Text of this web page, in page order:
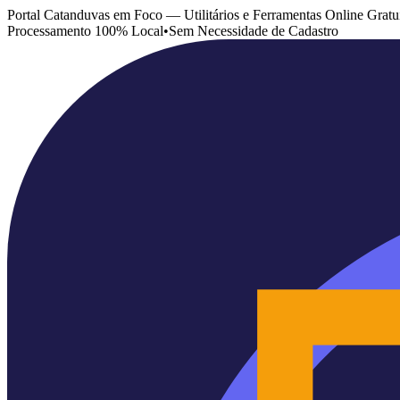
Portal Catanduvas em Foco — Utilitários e Ferramentas Online
Processamento 100% Local•Sem Necessidade de Cadastro